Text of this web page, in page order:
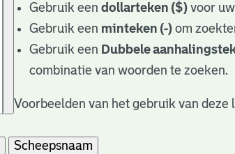
Gebruik eendollarteken ($) voor
Gebruik een minteken (-) om
Gebruik een Dubbele
combinatie van woorden te zoeken.
Voorbeelden van het gebruik van
Scheepsnaam